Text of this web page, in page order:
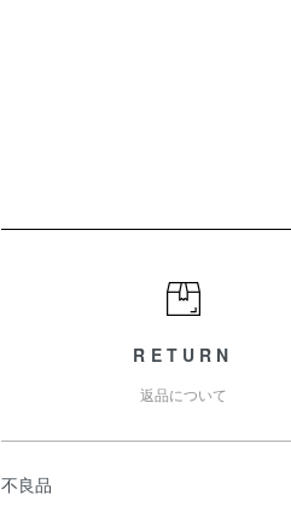
RETURN
返品について
不良品